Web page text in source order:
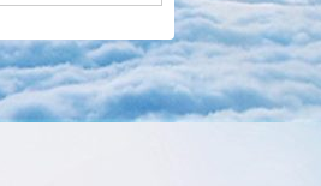
增
高
或
降